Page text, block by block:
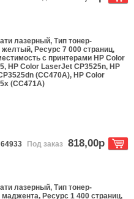
лазерный, Типтонер-
желтый, Ресурс7 000 страниц,
с принтерами HP Color
HP Color LaserJet CP3525n, HP
(CC470A), HP Color
(CC471A)
Под заказ 818,00р
лазерный, Типтонер-
маджента, Ресурс1 400 страниц,